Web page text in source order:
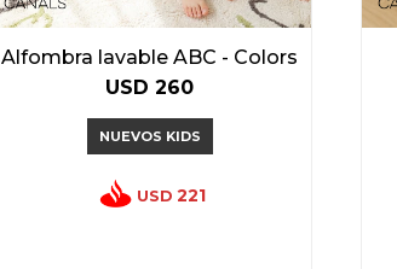
Alfombra lavable ABC - Colors
USD 260
NUEVOS KIDS
USD 221